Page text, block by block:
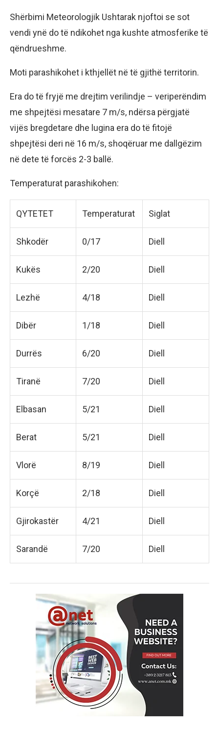
Shërbimi Meteorologjik Ushtarak njoftoi se sot
vendi ynë do të ndikohet nga kushte atmosferike të
qëndrueshme.
Moti parashikohet i kthjellët në të gjithë territorin.
Era do të fryjë me drejtim verilindje – veriperëndim
me shpejtësi mesatare 7 m/s, ndërsa përgjatë
vijës bregdetare dhe lugina era do të fitojë
shpejtësi deri në 16 m/s, shoqëruar me dallgëzim
në dete të forcës 2-3 ballë.
Temperaturat parashikohen:
QYTETET Temperaturat Siglat
Shkodër 0/17 Diell
Kukës 2/20 Diell
Lezhë 4/18 Diell
Dibër 1/18 Diell
Durrës 6/20 Diell
Tiranë 7/20 Diell
Elbasan 5/21 Diell
Berat 5/21 Diell
Vlorë 8/19 Diell
Korçë 2/18 Diell
Gjirokastër 4/21 Diell
Sarandë 7/20 Diell